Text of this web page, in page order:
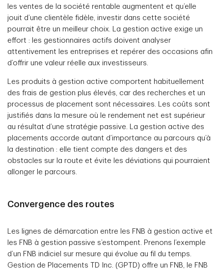
les ventes de la société rentable augmentent et qu’elle
jouit d’une clientèle fidèle, investir dans cette société
pourrait être un meilleur choix. La gestion active exige un
effort : les gestionnaires actifs doivent analyser
attentivement les entreprises et repérer des occasions afin
d’offrir une valeur réelle aux investisseurs.
Les produits à gestion active comportent habituellement
des frais de gestion plus élevés, car des recherches et un
processus de placement sont nécessaires. Les coûts sont
justifiés dans la mesure où le rendement net est supérieur
au résultat d’une stratégie passive. La gestion active des
placements accorde autant d’importance au parcours qu’à
la destination : elle tient compte des dangers et des
obstacles sur la route et évite les déviations qui pourraient
allonger le parcours.
Convergence des routes
Les lignes de démarcation entre les FNB à gestion active et
les FNB à gestion passive s’estompent. Prenons l’exemple
d’un FNB indiciel sur mesure qui évolue au fil du temps.
Gestion de Placements TD Inc. (GPTD) offre un FNB, le FNB